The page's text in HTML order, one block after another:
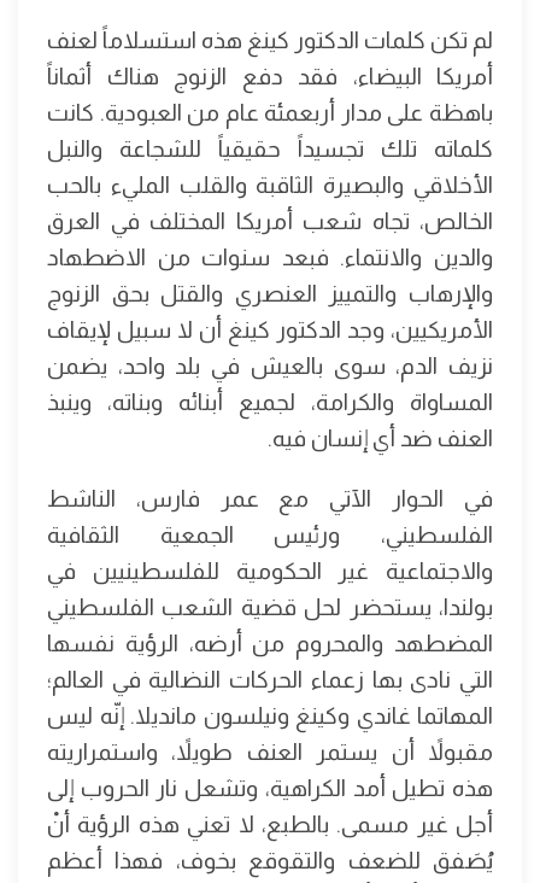
لم تكن كلمات الدكتور كينغ هذه استسلاماً لعنف
أمريكا البيضاء، فقد دفع الزنوج هناك أثماناً
باهظة على مدار أربعمئة عام من العبودية. كانت
كلماته تلك تجسيداً حقيقياً للشجاعة والنبل
الأخلاقي والبصيرة الثاقبة والقلب المليء بالحب
الخالص، تجاه شعب أمريكا المختلف في العرق
والدين والانتماء. فبعد سنوات من الاضطهاد
والإرهاب والتمييز العنصري والقتل بحق الزنوج
الأمريكيين، وجد الدكتور كينغ أن لا سبيل لإيقاف
نزيف الدم، سوى بالعيش في بلد واحد، يضمن
المساواة والكرامة، لجميع أبنائه وبناته، وينبذ
العنف ضد أي إنسان فيه.
في الحوار الآتي مع عمر فارس، الناشط
الفلسطيني، ورئيس الجمعية الثقافية
والاجتماعية غير الحكومية للفلسطينيين في
بولندا، يستحضر لحل قضية الشعب الفلسطيني
المضطهد والمحروم من أرضه، الرؤية نفسها
التي نادى بها زعماء الحركات النضالية في العالم؛
المهاتما غاندي وكينغ ونيلسون مانديلا. إنّه ليس
مقبولاً أن يستمر العنف طويلاً، واستمراريته
هذه تطيل أمد الكراهية، وتشعل نار الحروب إلى
أجل غير مسمى. بالطبع، لا تعني هذه الرؤية أنْ
يُصَفق للضعف والتقوقع بخوف، فهذا أعظم